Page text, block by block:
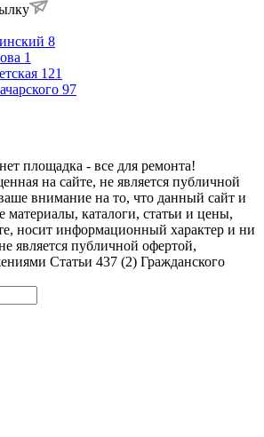
8
1
121
97
площадка - все для ремонта!
на сайте, не является публичной
внимание на то, что данный сайт и
каталоги, статьи и цены,
носит информационный характер и ни
является публичной офертой,
Статьи 437 (2) Гражданского